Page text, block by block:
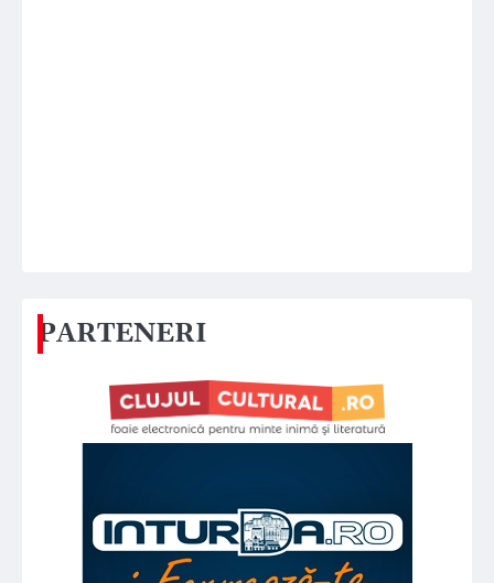
PARTENERI